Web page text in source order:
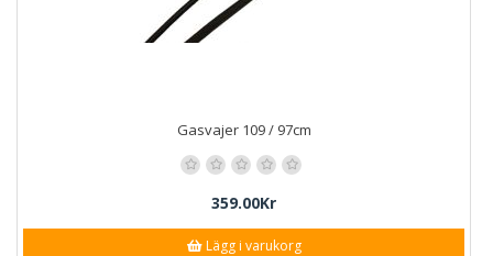
Gasvajer 109 / 97cm
359.00Kr
Lägg i varukorg